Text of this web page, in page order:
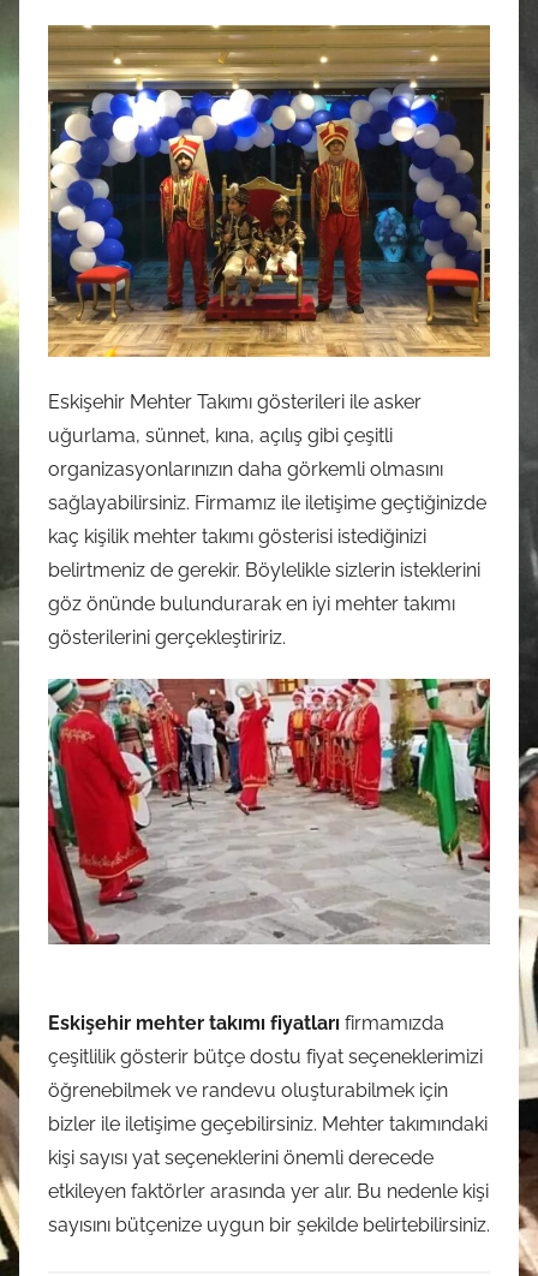
Eskişehir Mehter Takımı gösterileri ile asker
uğurlama, sünnet, kına, açılış gibi çeşitli
organizasyonlarınızın daha görkemli olmasını
sağlayabilirsiniz. Firmamız ile iletişime geçtiğinizde
kaç kişilik mehter takımı gösterisi istediğinizi
belirtmeniz de gerekir. Böylelikle sizlerin isteklerini
göz önünde bulundurarak en iyi mehter takımı
gösterilerini gerçekleştiririz.
Eskişehir mehter takımı fiyatları firmamızda
çeşitlilik gösterir bütçe dostu fiyat seçeneklerimizi
öğrenebilmek ve randevu oluşturabilmek için
bizler ile iletişime geçebilirsiniz. Mehter takımındaki
kişi sayısı yat seçeneklerini önemli derecede
etkileyen faktörler arasında yer alır. Bu nedenle kişi
sayısını bütçenize uygun bir şekilde belirtebilirsiniz.